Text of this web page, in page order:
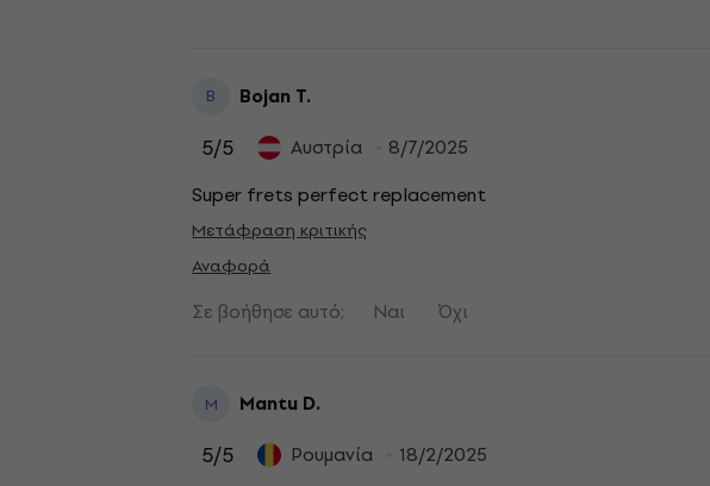
B Bojan T.
5/5 Αυστρία
8/7/2025
Super frets perfect replacement
Μετάφραση κριτικής
Αναφορά
Σε βοήθησε αυτό; Ναι Όχι
M Mantu D.
5/5 Ρουμανία
18/2/2025